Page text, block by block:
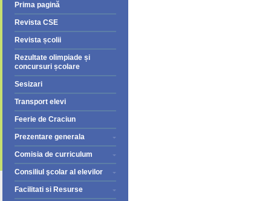
Prima pagină
Revista CSE
Revista școlii
Rezultate olimpiade și
concursuri școlare
Sesizari
Transport elevi
Feerie de Craciun
Prezentare generala
Comisia de curriculum
Consiliul şcolar al elevilor
Facilitati si Resurse